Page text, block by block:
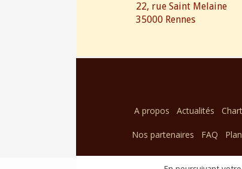
22, rue Saint Melaine
35000 Rennes
A propos Actualités
Nos partenaires FAQ